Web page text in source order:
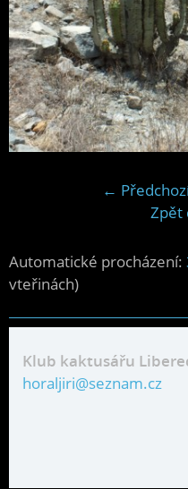
←
Zpět
Automatické procházení:
vteřinách)
Klub kaktusářu
horaljiri@seznam.cz